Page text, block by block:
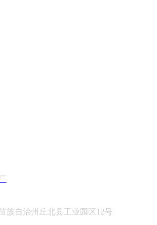
族自治州丘北县工业园区12号